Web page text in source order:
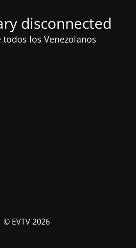
disconnected
todos los Venezolanos
© EVTV 2026